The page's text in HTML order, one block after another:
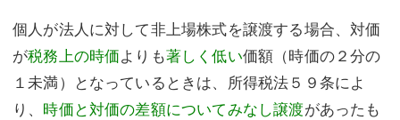
個人が法人に対して非上場株式を譲渡する場合、対価
が税務上の時価よりも著しく低い価額（時価の２分の
１未満）となっているときは、所得税法５９条によ
り、 時価と対価の差額についてみなし譲渡があったも